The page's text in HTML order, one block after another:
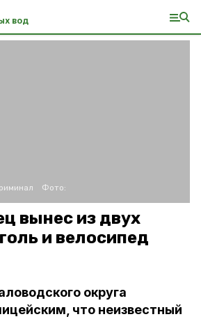
вод
Фото:
вынес из двух
и велосипед
округа
что неизвестный